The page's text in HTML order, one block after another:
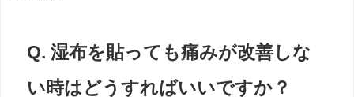
Q. 湿布を貼っても痛みが改善しな
い時はどうすればいいですか？